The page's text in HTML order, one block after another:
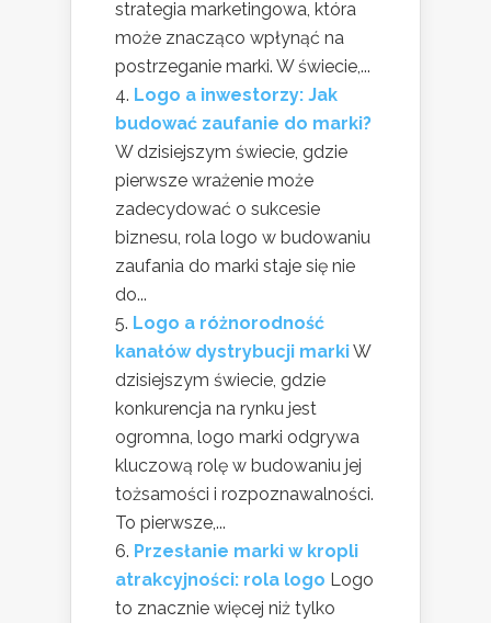
strategia marketingowa, która
może znacząco wpłynąć na
postrzeganie marki. W świecie,...
Logo a inwestorzy: Jak
budować zaufanie do marki?
W dzisiejszym świecie, gdzie
pierwsze wrażenie może
zadecydować o sukcesie
biznesu, rola logo w budowaniu
zaufania do marki staje się nie
do...
Logo a różnorodność
kanałów dystrybucji markiW
dzisiejszym świecie, gdzie
konkurencja na rynku jest
ogromna, logo marki odgrywa
kluczową rolę w budowaniu jej
tożsamości i rozpoznawalności.
To pierwsze,...
Przesłanie marki w kropli
atrakcyjności: rola logo Logo
to znacznie więcej niż tylko